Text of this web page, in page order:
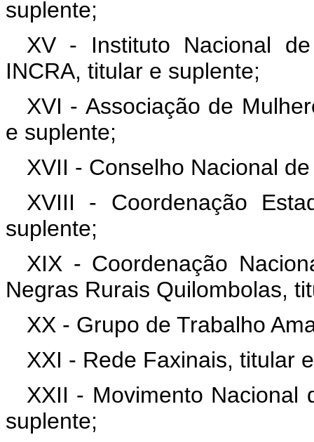
suplente;
XV - Instituto Nacional
INCRA, titular e suplente;
XVI - Associação de
e suplente;
XVII - Conselho Nacional
XVIII - Coordenação
suplente;
XIX - Coordenação
Negras Rurais Quilombolas,
XX - Grupo de Trabalho
XXI - Rede Faxinais, titular
XXII - Movimento Nacional
suplente;